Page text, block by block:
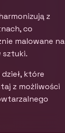
z
co
malowane na
sztuki.
które
z możliwości